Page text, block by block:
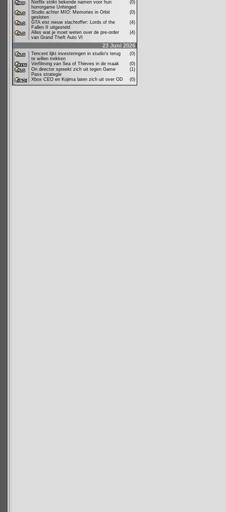
Netflix strikt bekende namen voor hun
horrorgame Unhinged
(0)
Studio achter MIO: Memories in Orbit
gesloten
(0)
GTA eist nieuw slachtoffer: Lords of the
Fallen II uitgesteld
(4)
Alles wat je moet weten over de pre-order
van Grand Theft Auto VI
(4)
23 Juni 2026
Tencent lijkt investeringen in studio's terug
te willen trekken
(0)
Verfilming van Sea of Thieves in de maak
(0)
Ori director spreekt zich uit tegen Game
Pass strategie
(1)
Xbox CEO en Kojima laten zich uit over OD
(0)